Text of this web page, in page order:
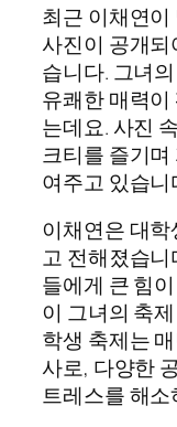
최근 이채연
사진이 공개되
습니다. 그녀
유쾌한 매력이
는데요. 사진
크티를 즐기
여주고 있습니
이채연은 대
고 전해졌습
들에게 큰 힘
이 그녀의 축
학생 축제는
사로, 다양한
트레스를 해